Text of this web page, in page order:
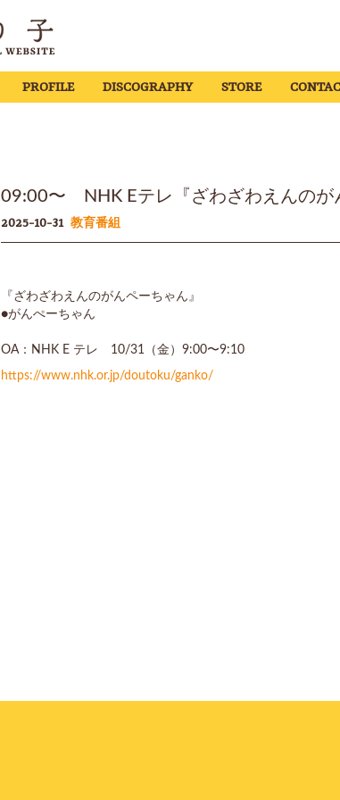
PROFILE DISCOGRAPHY STORE
09:00〜 NHK Eテレ『ざわざわえんのが
2025-10-31 教育番組
『ざわざわえんのがんペーちゃん』
●がんぺーちゃん
OA：NHK E テレ 10/31（金）9:00〜9:10
https://www.nhk.or.jp/doutoku/ganko/